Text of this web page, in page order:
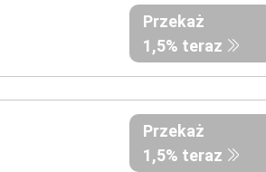
Przekaż
1,5% teraz
Przekaż
1,5% teraz